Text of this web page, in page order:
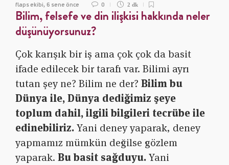
flaps ekibi, 6 sene önce 0 2 dk
Bilim, felsefe ve din ilişkisi hakkında neler
düşünüyorsunuz?
Çok karışık bir iş ama çok çok da basit
ifade edilecek bir tarafı var. Bilimi ayrı
tutan şey ne? Bilim ne der? Bilim bu
Dünya ile, Dünya dediğimiz şeye
toplum dahil, ilgili bilgileri tecrübe ile
edinebiliriz.Yani deney yaparak, deney
yapmamız mümkün değilse gözlem
yaparak. Bu basit sağduyu.Yani